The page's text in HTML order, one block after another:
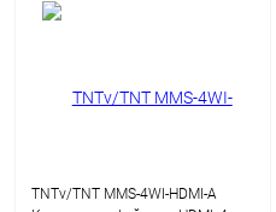
TNTv/TNT MMS-4WI-HDMI-A